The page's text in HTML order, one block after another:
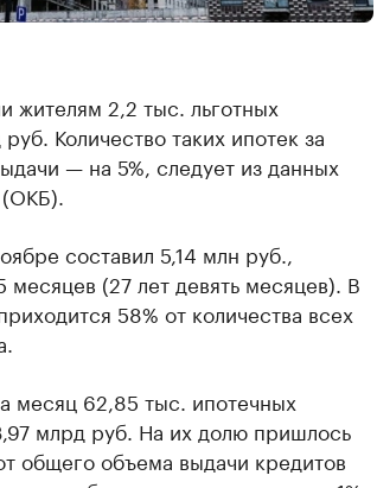
жителям 2,2 тыс. льготных
Количество таких ипотек за
— на 5%, следует из данных
составил 5,14 млн руб.,
(27 лет девять месяцев). В
58% от количества всех
месяц 62,85 тыс. ипотечных
млрд руб. На их долю пришлось
общего объема выдачи кредитов